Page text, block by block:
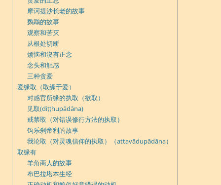
摩诃提沙长老的故事
鹦鹉的故事
观察和苦灭
从根处切断
烦恼和沒有正念
念头和触感
三种贪爱
爱缘取（取缘于爱）
对感官所缘的执取（欲取）
见取(diṭṭhupādāna)
戒禁取（对错误修行方法的执取）
钩乐刹帝利的故事
我论取（对灵魂信仰的执取）（attavādupādāna）
取缘有
羊角商人的故事
布巴拉塔本生经